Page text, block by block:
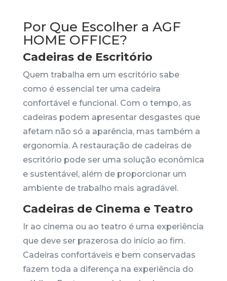
Por Que Escolher a AGF
HOME OFFICE?
Cadeiras de Escritório
Quem trabalha em um escritório sabe
como é essencial ter uma cadeira
confortável e funcional. Com o tempo, as
cadeiras podem apresentar desgastes que
afetam não só a aparência, mas também a
ergonomia. A restauração de cadeiras de
escritório pode ser uma solução econômica
e sustentável, além de proporcionar um
ambiente de trabalho mais agradável.
Cadeiras de Cinema e Teatro
Ir ao cinema ou ao teatro é uma experiência
que deve ser prazerosa do início ao fim.
Cadeiras confortáveis e bem conservadas
fazem toda a diferença na experiência do